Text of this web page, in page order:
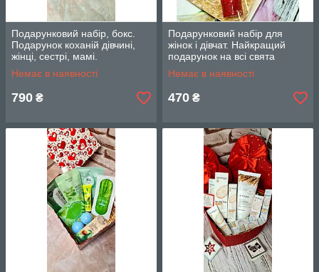
Подарунковий набір, бокс.
Подарунок коханій дівчині,
жінці, сестрі, мамі.
Немає в наявності
790 ₴
Подарунковий набір для
жінок і дівчат. Найкращий
подарунок на всі свята
Немає в наявності
470 ₴